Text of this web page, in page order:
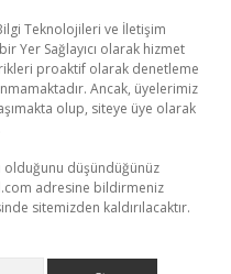
Teknolojileri ve İletişim
Yer Sağlayıcı olarak hizmet
proaktif olarak denetleme
Ancak, üyelerimiz
olup, siteye üye olarak
olduğunu düşündüğünüz
adresine bildirmeniz
sitemizden kaldırılacaktır.